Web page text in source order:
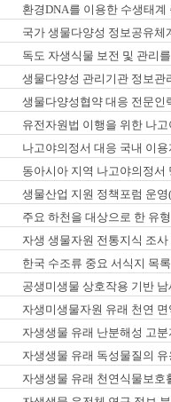
환경DNA를 이용한 수생태
국가 생물다양성 정보공유체
독도 자생식물 보전 및 관리
생물다양성 관리기관 정보관
생물다양성협약 대응 전문인
유전자원법 이행을 위한 나
도)
나고야의정서 대응 국내 이
동아시아 지역 나고야의정서
석 최종보고서
생물산업 지원 정책포럼 운영
주요 하천을 대상으로 한 유
자생 생물자원 전통지식 조
한국 수조류 중요 서식지 목
공생미생물 상호작용 기반
자생미생물자원 유래 천연
자생생물 유래 난분해성 고
자생생물 유래 독성물질의
자생생물 유래 천연식물보호